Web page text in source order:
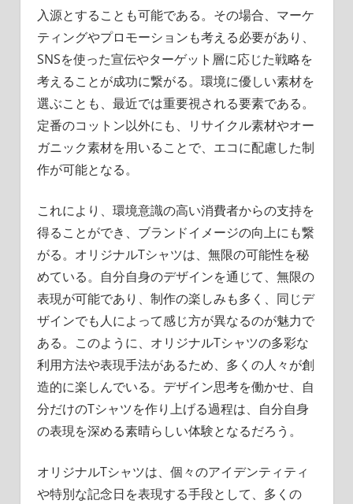
入源とすることも可能である。その場合、マーケ
ティングやプロモーションも考える必要があり、
SNSを使った宣伝やターゲット層に応じた戦略を
考えることが成功に繋がる。環境に優しい素材を
選ぶことも、最近では重要視される要素である。
定番のコットン以外にも、リサイクル素材やオー
ガニック素材を用いることで、エコに配慮した制
作が可能となる。
これにより、環境意識の高い消費者からの支持を
得ることができ、ブランドイメージの向上にも繋
がる。オリジナルTシャツは、無限の可能性を秘
めている。自分自身のデザインを通じて、無限の
表現が可能であり、制作の楽しみも多く、同じデ
ザインでも人によって感じ方が異なるのが魅力で
ある。このように、オリジナルTシャツの多彩な
利用方法や表現手法があるため、多くの人々が創
造的に楽しんでいる。デザイン思考を働かせ、自
分だけのTシャツを作り上げる過程は、自分自身
の表現を深める素晴らしい体験となるだろう。
オリジナルTシャツは、個々のアイデンティティ
や特別な記念日を表現する手段として、多くの